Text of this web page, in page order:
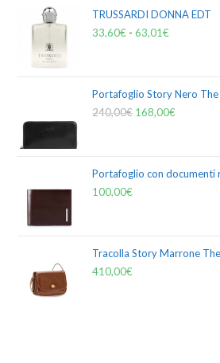
TRUSSARDI DONNA EDT
33,60€ - 63,01€
Portafoglio Story Nero
240,00€ 168,00€
Portafoglio con documenti
100,00€
Tracolla Story Marrone
410,00€